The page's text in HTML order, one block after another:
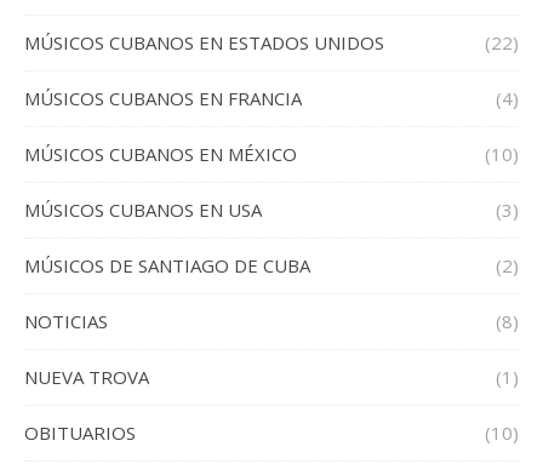
MÚSICOS CUBANOS EN ESTADOS UNIDOS (22)
MÚSICOS CUBANOS EN FRANCIA (4)
MÚSICOS CUBANOS EN MÉXICO (10)
MÚSICOS CUBANOS EN USA (3)
MÚSICOS DE SANTIAGO DE CUBA (2)
NOTICIAS (8)
NUEVA TROVA (1)
OBITUARIOS (10)